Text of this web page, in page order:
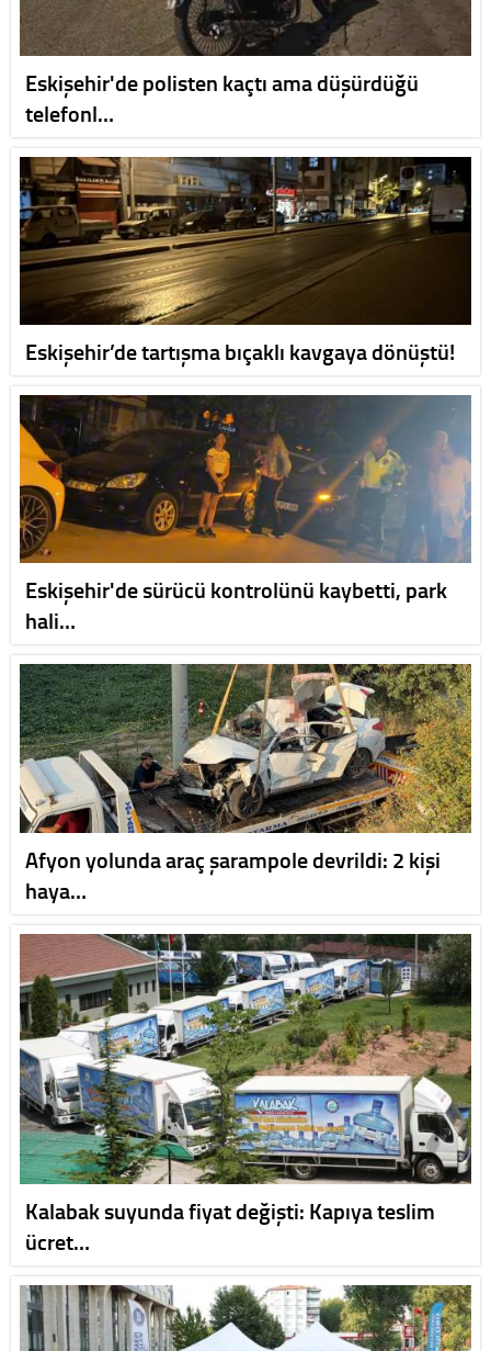
Eskişehir'de polisten kaçtı ama düşürdüğü
telefonl…
Eskişehir’de tartışma bıçaklı kavgaya dönüştü!
Eskişehir'de sürücü kontrolünü kaybetti, park
hali…
Afyon yolunda araç şarampole devrildi: 2 kişi
haya…
Kalabak suyunda fiyat değişti: Kapıya teslim
ücret…